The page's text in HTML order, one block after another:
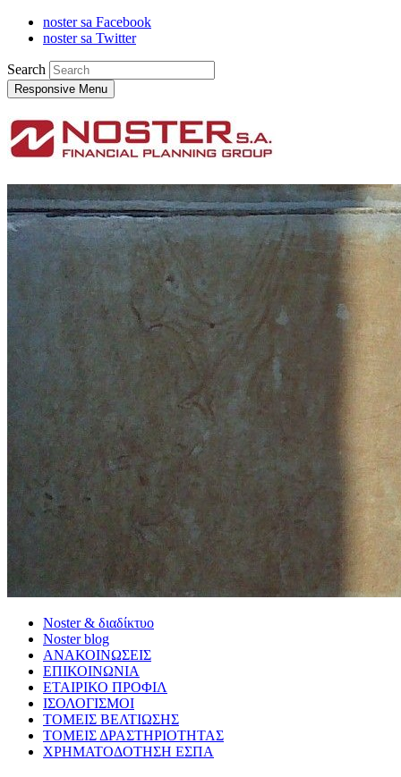
noster sa Facebook
noster sa Twitter
Search
Responsive Menu
Noster & διαδίκτυο
Noster blog
ΑΝΑΚΟΙΝΩΣΕΙΣ
ΕΠΙΚΟΙΝΩΝΙΑ
ΕΤΑΙΡΙΚΟ ΠΡΟΦΙΛ
ΙΣΟΛΟΓΙΣΜΟΙ
ΤΟΜΕΙΣ ΒΕΛΤΙΩΣΗΣ
ΤΟΜΕΙΣ ΔΡΑΣΤΗΡΙΟΤΗΤΑΣ
ΧΡΗΜΑΤΟΔΟΤΗΣΗ ΕΣΠΑ